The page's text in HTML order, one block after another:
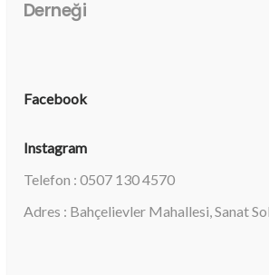
Derneği
Facebook
Instagram
Telefon : 0507 130 4570
Adres : Bahçelievler Mahallesi, Sanat